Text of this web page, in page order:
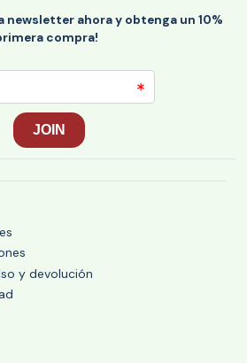
newsletter ahora y obtenga un 10%
compra!
y devolución